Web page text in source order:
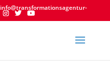
info@transformationsagentur-